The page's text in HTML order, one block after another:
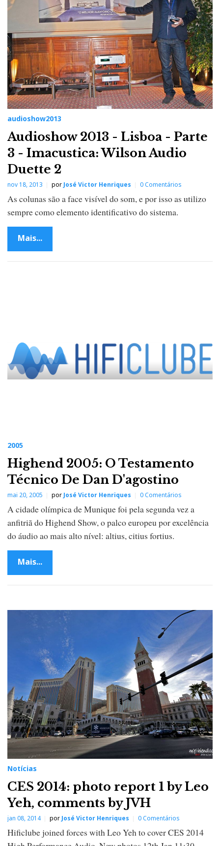
audioshow2013
Audioshow 2013 - Lisboa - Parte
3 - Imacustica: Wilson Audio
Duette 2
nov 18, 2013 porJosé Victor Henriques 0 Comentários
As colunas são a face visível do som, e por isso as utilizo
sempre como elemento identificativo do sistema.
Mais...
2005
Highend 2005: O Testamento
Técnico De Dan D'agostino
mai 20, 2005 por José Victor Henriques 0 Comentários
A cidade olímpica de Munique foi pela segunda vez a
anfitriã do Highend Show, o palco europeu por excelência
do áudio ao mais alto nível: altius, citius fortius.
Mais...
Notícias
CES 2014: photo report 1 by Leo
Yeh, comments by JVH
jan 08, 2014 por José Victor Henriques 0 Comentários
Hificlube joined forces with Leo Yeh to cover CES 2014